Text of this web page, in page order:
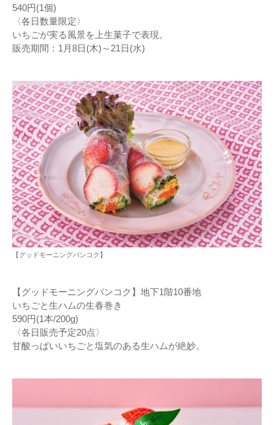
540円(1個)
〈各日数量限定〉
いちごが実る風景を上生菓子で表現。
販売期間：1月8日(木)～21日(水)
【グッドモーニングバンコク】
【グッドモーニングバンコク】地下1階10番地
いちごと生ハムの生春巻き
590円(1本/200g)
〈各日販売予定20点〉
甘酸っぱいいちごと塩気のある生ハムが絶妙。